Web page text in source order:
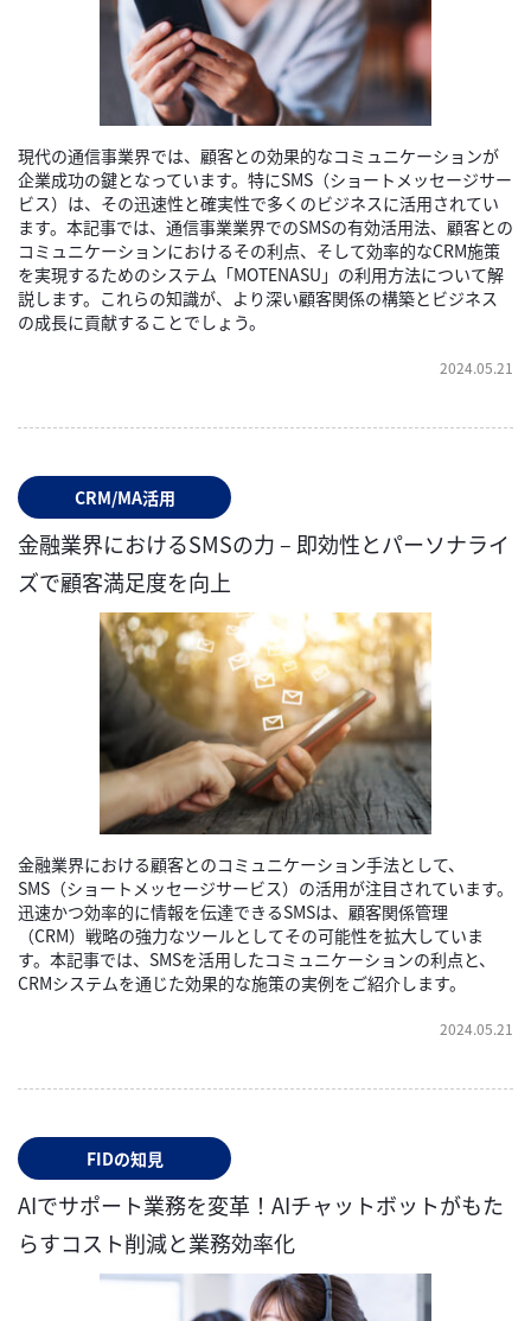
現代の通信事業界では、顧客との効果的なコミュニケーションが
企業成功の鍵となっています。特にSMS（ショートメッセージサー
ビス）は、その迅速性と確実性で多くのビジネスに活用されてい
ます。本記事では、通信事業業界でのSMSの有効活用法、顧客との
コミュニケーションにおけるその利点、そして効率的なCRM施策
を実現するためのシステム「MOTENASU」の利用方法について解
説します。これらの知識が、より深い顧客関係の構築とビジネス
の成長に貢献することでしょう。
2024.05.21
CRM/MA活用
金融業界におけるSMSの力 – 即効性とパーソナライ
ズで顧客満足度を向上
金融業界における顧客とのコミュニケーション手法として、
SMS（ショートメッセージサービス）の活用が注目されています。
迅速かつ効率的に情報を伝達できるSMSは、顧客関係管理
（CRM）戦略の強力なツールとしてその可能性を拡大していま
す。本記事では、SMSを活用したコミュニケーションの利点と、
CRMシステムを通じた効果的な施策の実例をご紹介します。
2024.05.21
FIDの知見
AIでサポート業務を変革！AIチャットボットがもた
らすコスト削減と業務効率化